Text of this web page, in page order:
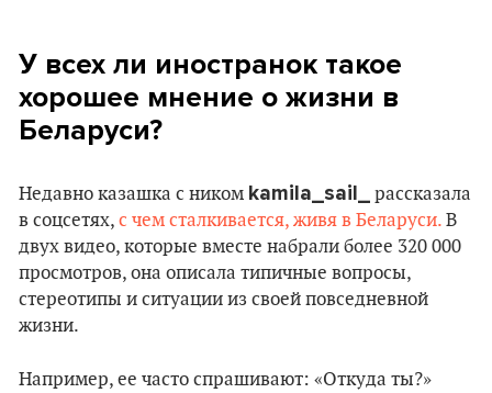
У всех ли иностранок такое
хорошее мнение о жизни в
Беларуси?
Недавно казашка с ником kamila_sail_
рассказала
в соцсетях, с чем сталкивается, живя в Беларуси. В
двух видео, которые вместе набрали более 320 000
просмотров, она описала типичные вопросы,
стереотипы и ситуации из своей повседневной
жизни.
Например, ее часто спрашивают: «Откуда ты?»